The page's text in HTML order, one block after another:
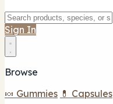
Sign In
Browse
🍬 Gummies 💊 Capsules